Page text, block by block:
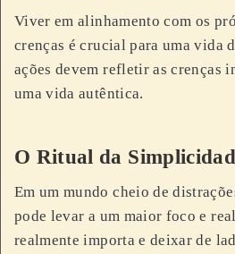
Viver em alinhamento com os
crenças é crucial para uma vida
ações devem refletir as crenças
uma vida autêntica.
O Ritual da
Em um mundo cheio de
pode levar a um maior foco e
realmente importa e deixar de